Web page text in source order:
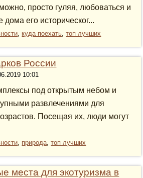
просто гуляя, любоваться и
его историческог...
,куда поехать,топ лучших
России
10:01
под открытым небом и
развлечениями для
Посещая их, люди могут
, природа,топ лучших
места для экотуризма в